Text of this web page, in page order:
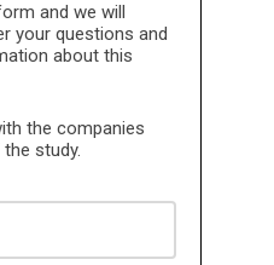
prohibited. The
that failure to comply
result in a penalty, and
compensation for the
breach.
and we will
your questions and
about this
the companies
study.